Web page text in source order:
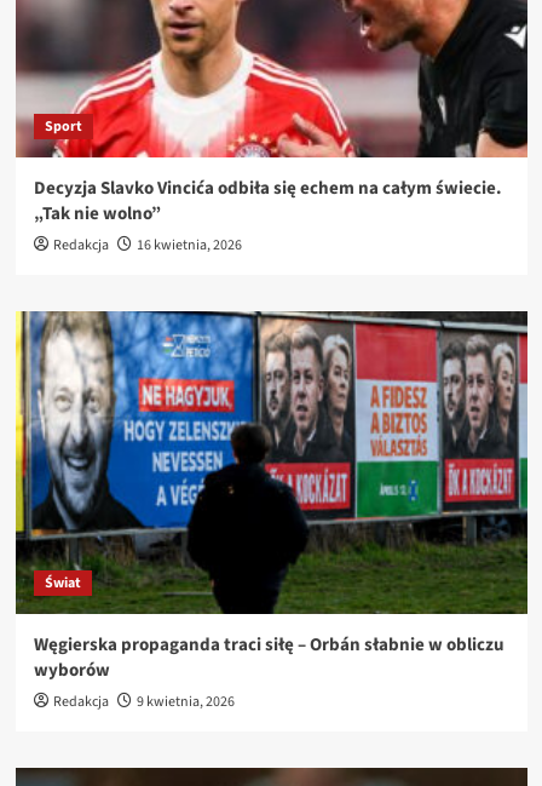
Sport
Decyzja Slavko Vincića odbiła się echem na całym świecie.
„Tak nie wolno”
Redakcja 16 kwietnia, 2026
Świat
Węgierska propaganda traci siłę – Orbán słabnie w obliczu
wyborów
Redakcja 9 kwietnia, 2026